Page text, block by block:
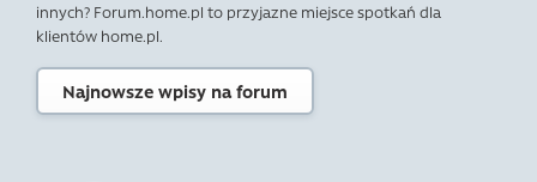
innych? Forum.home.pl to przyjazne miejsce spotkań dla
klientów home.pl.
Najnowsze wpisy na forum